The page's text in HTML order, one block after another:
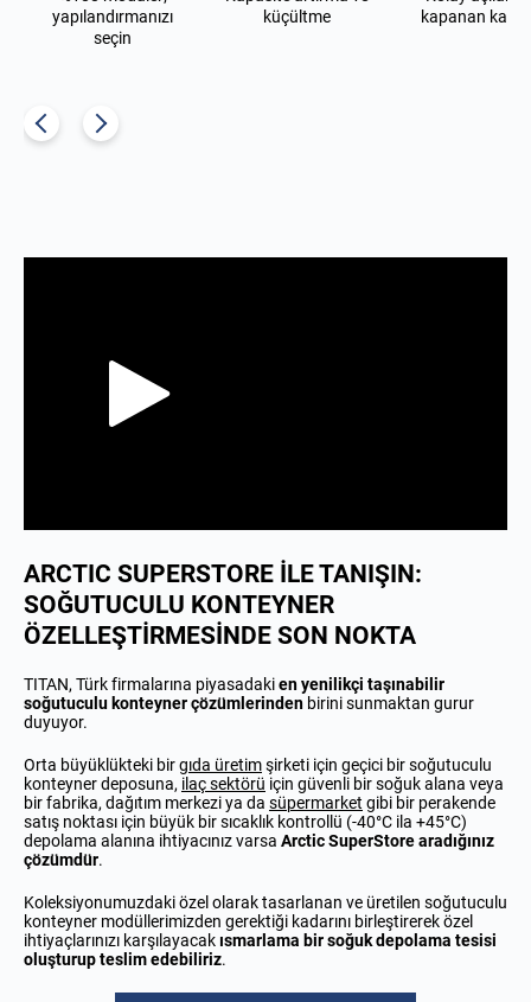
yapılandırmanızı
seçin
küçültme
kapanan
ARCTIC SUPERSTORE İLE TANIŞIN:
SOĞUTUCULU KONTEYNER
ÖZELLEŞTİRMESİNDE SON NOKTA
TITAN, Türk firmalarına piyasadakien yenilikçi taşınabilir
soğutuculu konteyner çözümlerinden birini sunmaktan gurur
duyuyor.
Orta büyüklükteki birgıda üretimşirketi için geçici bir soğutuculu
konteyner deposuna, ilaç sektörü için güvenli bir soğuk alana veya
bir fabrika, dağıtım merkezi ya da süpermarket gibi bir perakende
satış noktası için büyük bir sıcaklık kontrollü (-40°C ila +45°C)
depolama alanına ihtiyacınız varsa Arctic SuperStore aradığınız
çözümdür.
Koleksiyonumuzdaki özel olarak tasarlanan ve üretilen soğutuculu
konteyner modüllerimizden gerektiği kadarını birleştirerek özel
ihtiyaçlarınızı karşılayacak ısmarlama bir soğuk depolama tesisi
oluşturup teslim edebiliriz.